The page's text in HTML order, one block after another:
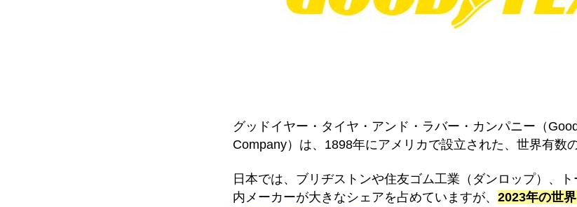
グッドイヤー・タイヤ・アンド・ラバー・カンパニー（
Company）は、1898年にアメリカで設立された、世界有数
日本では、ブリヂストンや住友ゴム工業（ダンロップ）、
内メーカーが大きなシェアを占めていますが、 2023年の世